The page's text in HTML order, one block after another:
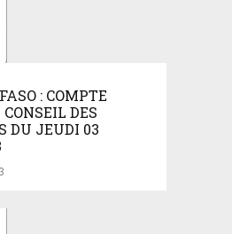
: COMPTE
DES
DU JEUDI 03